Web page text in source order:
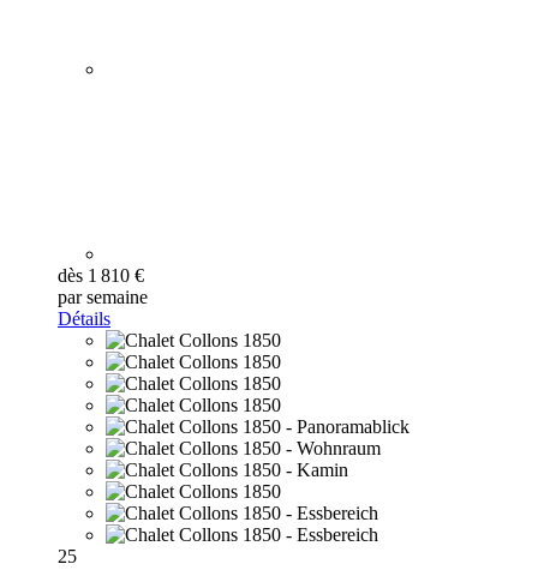
dès 1 810 €
par semaine
Détails
25